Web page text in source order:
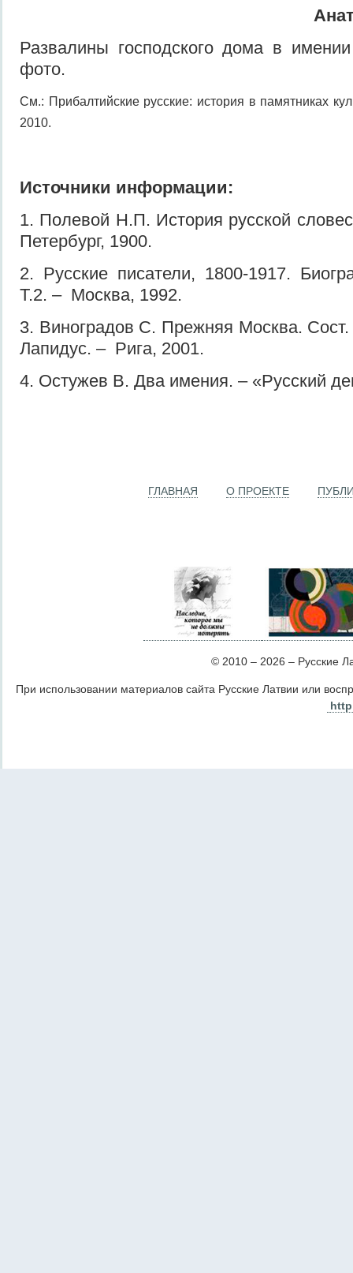
Развалины господского дома в
фото.
См.: Прибалтийские русские: история в памятниках
2010.
Источники информации:
1. Полевой Н.П. История русской
Петербург, 1900.
2. Русские писатели, 1800-1917.
Т.2. – Москва, 1992.
3. Виноградов С. Прежняя Москва.
Лапидус. – Рига, 2001.
4. Остужев В. Два имения. – «Русский
ГЛАВНАЯ О ПРОЕКТЕ
© 2010 – 2026 – Русские
При использовании материалов сайта Русские Латвии или